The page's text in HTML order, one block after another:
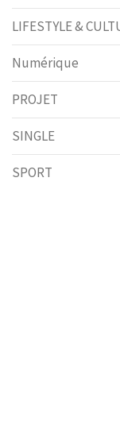
LIFESTYLE &
Numérique
PROJET
SINGLE
SPORT